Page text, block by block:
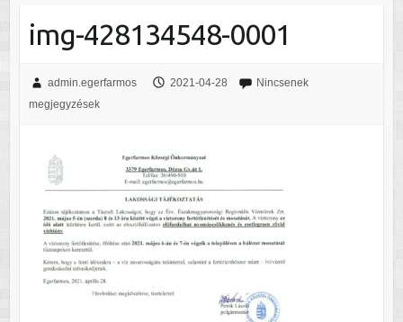
img-428134548-0001
admin.egerfarmos 2021-04-28
Nincsenek
megjegyzések